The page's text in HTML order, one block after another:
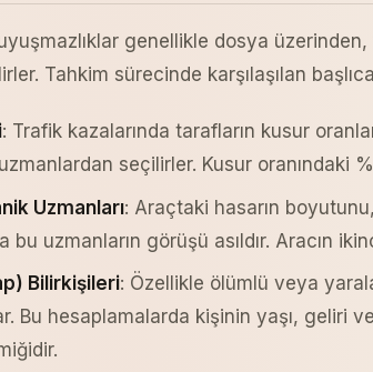
genellikle dosya
Tahkim sürecinde karşılaşılan
: Trafik kazalarında tarafların kusur
seçilirler. Kusur oranındaki
Uzmanları: Araçtaki hasarın
bu uzmanların görüşü asıldır. Aracın
Bilirkişileri: Özellikle ölümlü veya
Bu hesaplamalarda kişinin yaşı, geliri